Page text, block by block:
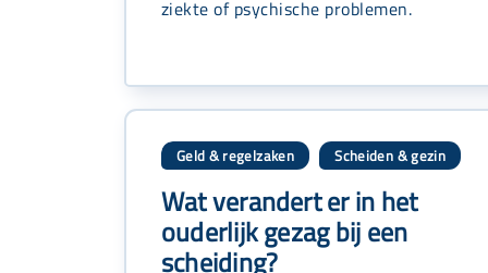
ziekte of psychische problemen.
Geld & regelzaken , Scheiden & gezin
Wat verandert er in het
ouderlijk gezag bij een
scheiding?